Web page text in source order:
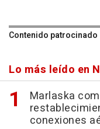
Contenido patrocinado
Lo más leído en
Marlaska
conexiones